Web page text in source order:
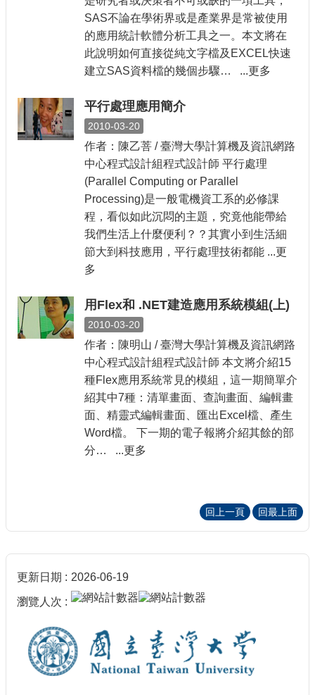
SAS不論在學術界或是產業界是常被使用
的應用統計軟體分析工具之一。本文將在
此說明如何直接從純文字檔及EXCEL快速
建立SAS資料檔的幾個步驟… ...更多
平行處理應用簡介
2010-03-20
作者：陳乙菩 / 臺灣大學計算機及資訊網路
中心程式設計組程式設計師 平行處理
(Parallel Computing or Parallel
Processing)是一般電機資工系的必修課
程，看似如此沉悶的主題，究竟他能帶給
我們生活上什麼便利？？其實小到生活細
節大到科技應用，平行處理技術都能 ...更
多
用Flex和 .NET建造應用系統模組(上)
2010-03-20
作者：陳明山 / 臺灣大學計算機及資訊網路
中心程式設計組程式設計師 本文將介紹15
種Flex應用系統常見的模組，這一期簡單介
紹其中7種：清單畫面、查詢畫面、編輯畫
面、精靈式編輯畫面、匯出Excel檔、產生
Word檔。 下一期的電子報將介紹其餘的部
分… ...更多
回上一頁 回最上面
更新日期 2026-06-19
瀏覽人次